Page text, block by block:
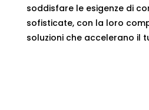
soddisfare le esigenze di
sofisticate, con la loro
soluzioni che accelerano il